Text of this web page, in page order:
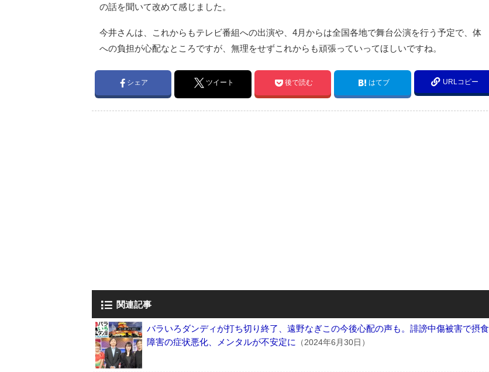
の話を聞いて改めて感じました。
今井さんは、これからもテレビ番組への出演や、4月からは全国各地で舞台公演を行う予定で、体
への負担が心配なところですが、無理をせずこれからも頑張っていってほしいですね。
シェア ツイート 後で読む はてブ URLコピー
関連記事
バラいろダンディが打ち切り終了、遠野なぎこの今後心配の声も。誹謗中傷被害で摂食
障害の症状悪化、メンタルが不安定に
（2024年6月30日）